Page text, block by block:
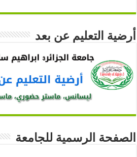
أرضية التعليم عن بعد
الصفحة الرسمية للجامعة